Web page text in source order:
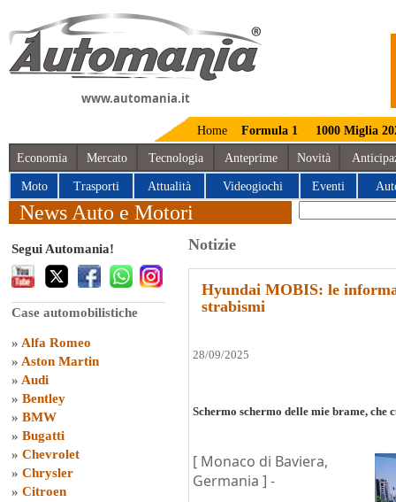
www.automania.it
Home Formula 1 1000 Miglia
Economia Mercato Tecnologia Anteprime Novità
Moto Trasporti Attualità Videogiochi Eventi
News Auto e Motori
Segui Automania!
Case automobilistiche
» Alfa Romeo
» Aston Martin
» Audi
» Bentley
» BMW
» Bugatti
» Chevrolet
» Chrysler
» Citroen
Notizie
Hyundai MOBIS: le
strabismi
28/09/2025
Schermo schermo delle mie brame,
[ Monaco di Baviera,
Germania ] -